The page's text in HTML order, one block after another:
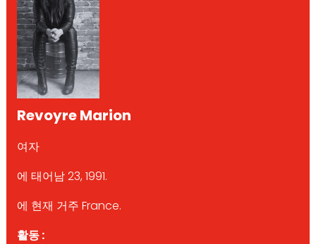
Revoyre Marion
여자
에 태어남 23, 1991.
에 현재 거주 France.
활동 :